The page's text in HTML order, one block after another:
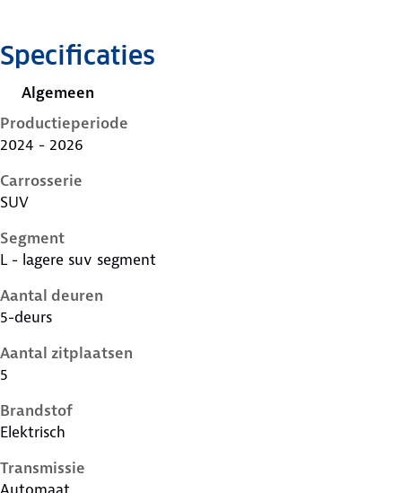
Specificaties
Algemeen
Productieperiode
2024 - 2026
Carrosserie
SUV
Segment
L - lagere suv segment
Aantal deuren
5-deurs
Aantal zitplaatsen
5
Brandstof
Elektrisch
Transmissie